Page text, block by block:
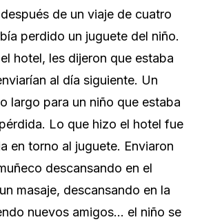
de un viaje de cuatro
perdido un juguete del niño.
hotel, les dijeron que estaba
al día siguiente. Un
largo para un niño que estaba
Lo que hizo el hotel fue
en torno al juguete. Enviaron
descansando en el
masaje, descansando en la
nuevos amigos… el niño se